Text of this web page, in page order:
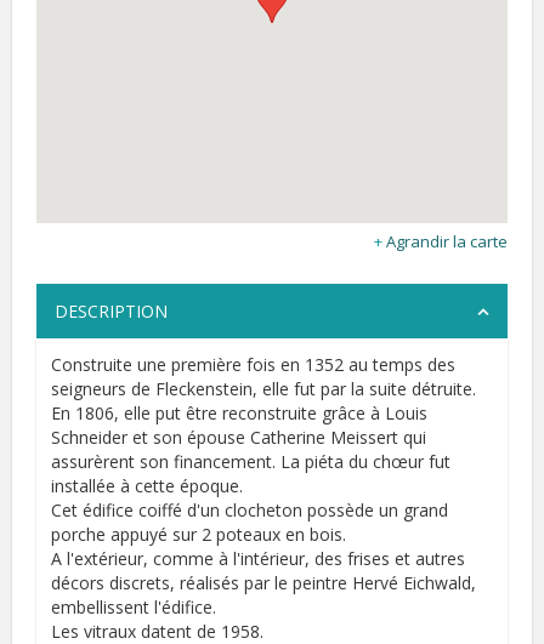
Agrandir la carte
DESCRIPTION
Construite une première fois en 1352 au temps des
seigneurs de Fleckenstein, elle fut par la suite détruite.
En 1806, elle put être reconstruite grâce à Louis
Schneider et son épouse Catherine Meissert qui
assurèrent son financement. La piéta du chœur fut
installée à cette époque.
Cet édifice coiffé d'un clocheton possède un grand
porche appuyé sur 2 poteaux en bois.
A l'extérieur, comme à l'intérieur, des frises et autres
décors discrets, réalisés par le peintre Hervé Eichwald,
embellissent l'édifice.
Les vitraux datent de 1958.